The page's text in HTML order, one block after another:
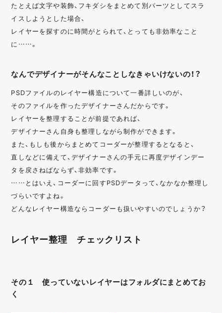
たとえば文字や装飾、フキダシをまとめて別パーツとしてスラ
イスしようとした場合、
レイヤーを探すのに時間がとられて、とっても非効率なこと
に……。
なんでデザイナーがそんなことしなきゃいけないの！？
PSDファイルのレイヤー構造について一番詳しいのが、
そのファイルを作ったデザイナーさんだからです。
レイヤーを整理することが前提であれば、
デザイナーさん自身も整理しながら制作ができます。
また、もしも後からまとめてコーダーが整理するとなると、
直しなどに備えて、デザイナーさんの手元に再度デザインデー
タを戻さねばならず、非効率です。
……とはいえ、コーダーに回すPSDデータって、なかなか整理し
づらいですよね。
どんなレイヤー構造ならコーダーも扱いやすいのでしょうか？
レイヤー整理 チェックリスト
その１ 使っていないレイヤーはフォルダにまとめてお
く